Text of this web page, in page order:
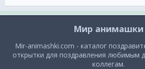
Мир анимашки
Mir-animashki.com - каталог
открытки для поздравления любимым
коллегам.